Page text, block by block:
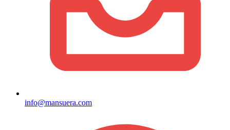
info@mansuera.com